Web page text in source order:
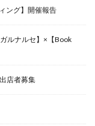
ング】開催報告
ルナルセ】×【Book
店者募集